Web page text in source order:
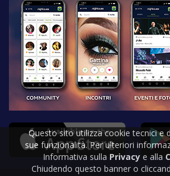
Questo sito utilizza cookie tecnici e
sue funzionalità. Per ulteriori
Informativa sulla Privacy e alla
Chiudendo questo banner o